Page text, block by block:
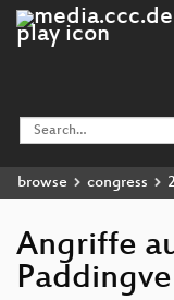
browse congress
Angriffe